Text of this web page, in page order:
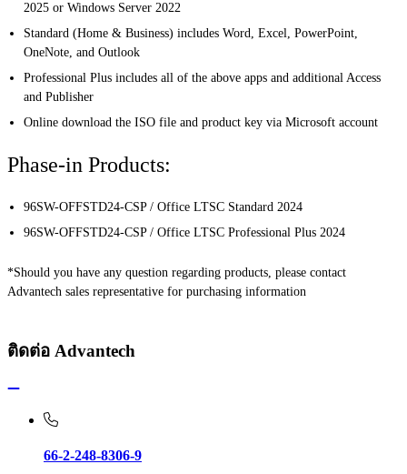
2025 or Windows Server 2022
Standard (Home & Business) includes Word, Excel, PowerPoint,
OneNote, and Outlook
Professional Plus includes all of the above apps and additional Access
and Publisher
Online download the ISO file and product key via Microsoft account
Phase-in Products:
96SW-OFFSTD24-CSP / Office LTSC Standard 2024
96SW-OFFSTD24-CSP / Office LTSC Professional Plus 2024
*Should you have any question regarding products, please contact
Advantech sales representative for purchasing information
ติดต่อ Advantech
66-2-248-8306-9